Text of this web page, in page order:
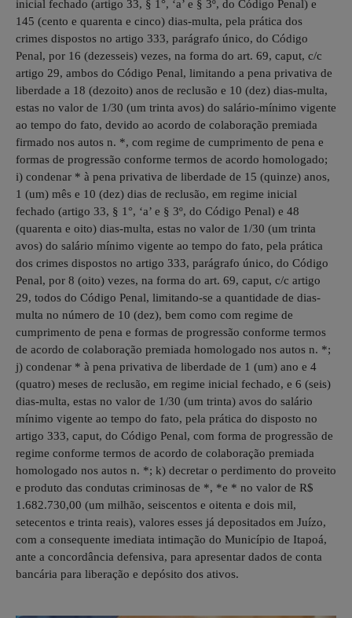
inicial fechado (artigo 33, § 1°, ‘a’ e § 3º, do Código Penal) e
145 (cento e quarenta e cinco) dias-multa, pela prática dos
crimes dispostos no artigo 333, parágrafo único, do Código
Penal, por 16 (dezesseis) vezes, na forma do art. 69, caput, c/c
artigo 29, ambos do Código Penal, limitando a pena privativa de
liberdade a 18 (dezoito) anos de reclusão e 10 (dez) dias-multa,
estas no valor de 1/30 (um trinta avos) do salário-mínimo vigente
ao tempo do fato, devido ao acordo de colaboração premiada
firmado nos autos n. *, com regime de cumprimento de pena e
formas de progressão conforme termos de acordo homologado;
i) condenar * à pena privativa de liberdade de 15 (quinze) anos,
1 (um) mês e 10 (dez) dias de reclusão, em regime inicial
fechado (artigo 33, § 1°, ‘a’ e § 3º, do Código Penal) e 48
(quarenta e oito) dias-multa, estas no valor de 1/30 (um trinta
avos) do salário mínimo vigente ao tempo do fato, pela prática
dos crimes dispostos no artigo 333, parágrafo único, do Código
Penal, por 8 (oito) vezes, na forma do art. 69, caput, c/c artigo
29, todos do Código Penal, limitando-se a quantidade de dias-
multa no número de 10 (dez), bem como com regime de
cumprimento de pena e formas de progressão conforme termos
de acordo de colaboração premiada homologado nos autos n. *;
j) condenar * à pena privativa de liberdade de 1 (um) ano e 4
(quatro) meses de reclusão, em regime inicial fechado, e 6 (seis)
dias-multa, estas no valor de 1/30 (um trinta) avos do salário
mínimo vigente ao tempo do fato, pela prática do disposto no
artigo 333, caput, do Código Penal, com forma de progressão de
regime conforme termos de acordo de colaboração premiada
homologado nos autos n. *; k) decretar o perdimento do proveito
e produto das condutas criminosas de *, *e * no valor de R$
1.682.730,00 (um milhão, seiscentos e oitenta e dois mil,
setecentos e trinta reais), valores esses já depositados em Juízo,
com a consequente imediata intimação do Município de Itapoá,
ante a concordância defensiva, para apresentar dados de conta
bancária para liberação e depósito dos ativos.